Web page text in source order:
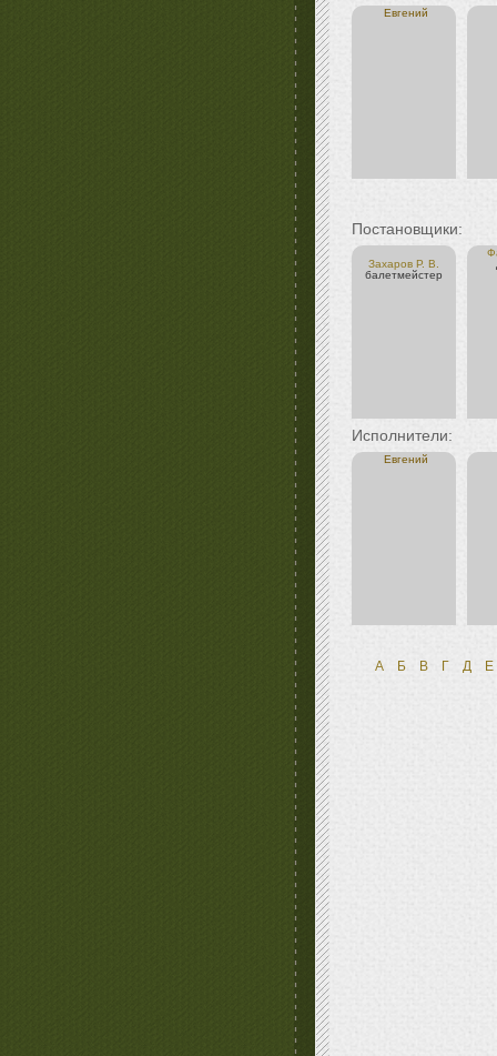
Евгений
Постановщики:
Захаров Р. В.
балетмейстер
Исполнители:
Евгений
А Б В Г Д Е